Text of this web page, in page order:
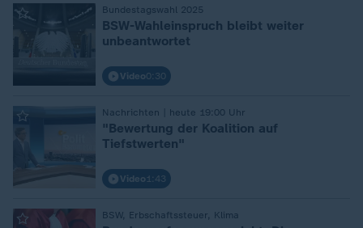
Bundestagswahl 2025
:
BSW-Wahleinspruch bleibt weiter
unbeantwortet
Video0:30
Nachrichten | heute 19:00 Uhr
"Bewertung der Koalition auf
Tiefstwerten"
Video 1:43
BSW, Erbschaftssteuer, Klima